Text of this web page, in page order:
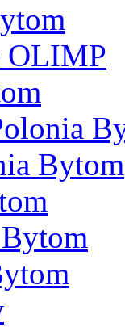
OLIMP
Bytom